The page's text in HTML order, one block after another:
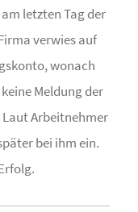
letzten Tag der
verwies auf
wonach
Meldung der
Arbeitnehmer
bei ihm ein.